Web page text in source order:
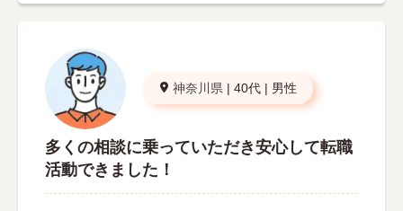
神奈川県 | 40代 | 男性
多くの相談に乗っていただき安心して転職
活動できました！